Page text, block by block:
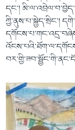
བུད་མེད།
སོ་ཡ་ལ།
དང་།
ཀྱི་ནུས་པ་སྐྱེད་སྲིང་།